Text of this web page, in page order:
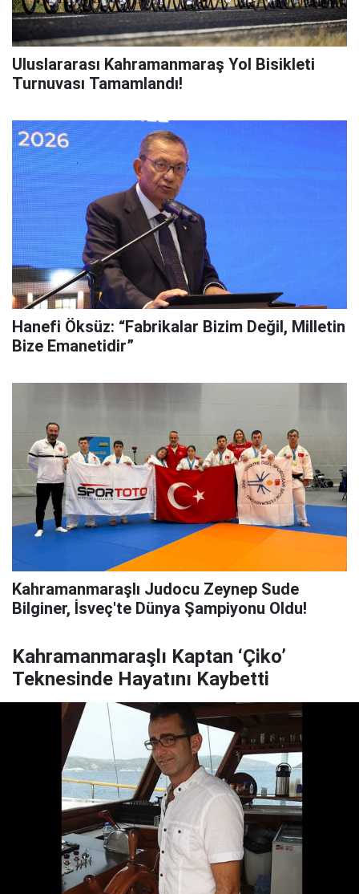
Uluslararası Kahramanmaraş Yol Bisikleti
Turnuvası Tamamlandı!
Hanefi Öksüz: “Fabrikalar Bizim Değil, Milletin
Bize Emanetidir”
Kahramanmaraşlı Judocu Zeynep Sude
Bilginer, İsveç'te Dünya Şampiyonu Oldu!
Kahramanmaraşlı Kaptan ‘Çiko’
Teknesinde Hayatını Kaybetti